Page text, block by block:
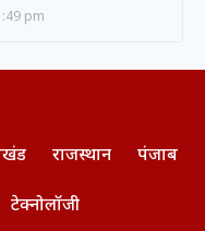
pm
राजस्थान पंजाब
टेक्नोलॉजी